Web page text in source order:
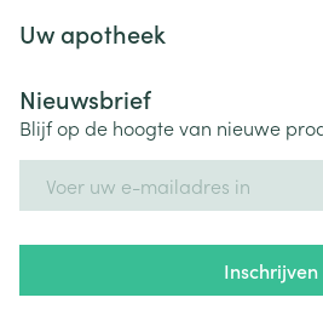
Uw apotheek
Nieuwsbrief
Blijf op de hoogte van nieuwe
Inschrijven